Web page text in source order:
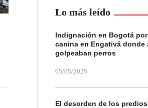
Lo más leído
Indignación en Bogotá
canina en Engativá donde
golpeaban perros
05/05/2025
El desorden de los